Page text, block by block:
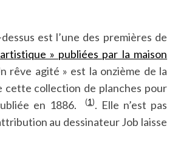
est l’une des premières de
» publiées par la maison
rêve agité » est la onzième de la
cette collection de planches pour
en 1886.(1). Elle n’est pas
au dessinateur Job laisse